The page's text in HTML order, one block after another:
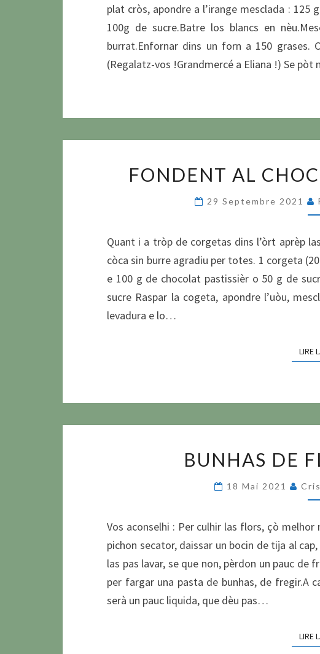
plat cròs, apondre a l’irange mesclada : 125
100g de sucre.Batre los blancs en
burrat.Enfornar dins un forn a 150 grases.
(Regalatz-vos !Grandmercé a Eliana !) Se pòt
FONDENT AL
29 Septembre 2021
Quant i a tròp de corgetas dins l’òrt aprèp
còca sin burre agradiu per totes. 1 corgeta
e 100 g de chocolat pastissièr o 50 g de
sucre Raspar la cogeta, apondre l’uòu,
levadura e lo…
LIRE
BUNHAS DE
18 Mai 2021
Vos aconselhi : Per culhir las flors, çò melhor
pichon secator, daissar un bocin de tija al
las pas lavar, se que non, pèrdon un pauc
per fargar una pasta de bunhas, de fregir.A
serà un pauc liquida, que dèu pas…
LIRE